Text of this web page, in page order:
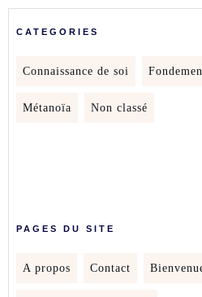
CATEGORIES
Connaissance de soi
Métanoïa Non classé
PAGES DU SITE
A propos Contact